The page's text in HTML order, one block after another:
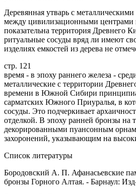
Деревянная утварь с
между цивилизационными центрами
показательна территория Древнего
ритуальные сосуды вряд ли имеют
изделиях емкостей из дерева не
стр. 121
время - в эпоху раннего железа -
металлические с территории
времени в Южной Сибири
сарматских Южного Приуралья, в
сосуды. Это подчеркивает
отделкой. В эпоху ранней бронзы на
декорированными пуансонным
захоронений, указывающим на
Список литературы
Бородовский А. П. Афанасьевские
бронзы Горного Алтая. - Барнаул: